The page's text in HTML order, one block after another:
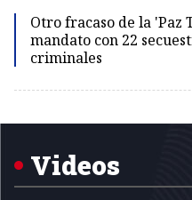
Otro fracaso de la 'Paz
mandato con 22
criminales
Videos